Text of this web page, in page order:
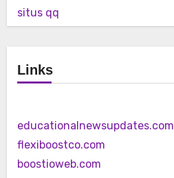
situs qq
Links
educationalnewsupdates.com
flexiboostco.com
boostioweb.com